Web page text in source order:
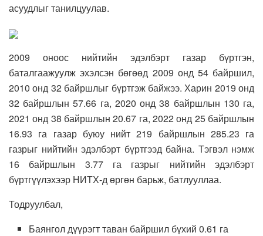
асуудлыг танилцуулав.
2009 оноос нийтийн эдэлбэрт газар бүртгэн,
баталгаажуулж эхэлсэн бөгөөд 2009 онд 54 байршил,
2010 онд 32 байршлыг бүртгэж байжээ. Харин 2019 онд
32 байршлын 57.66 га, 2020 онд 38 байршлын 130 га,
2021 онд 38 байршлын 20.67 га, 2022 онд 25 байршлын
16.93 га газар буюу нийт 219 байршлын 285.23 га
газрыг нийтийн эдэлбэрт бүртгээд байна. Тэгвэл нэмж
16 байршлын 3.77 га газрыг нийтийн эдэлбэрт
бүртгүүлэхээр НИТХ-д өргөн барьж, батлууллаа.
Тодруулбал,
Баянгол дүүрэгт таван байршил бүхий 0.61 га